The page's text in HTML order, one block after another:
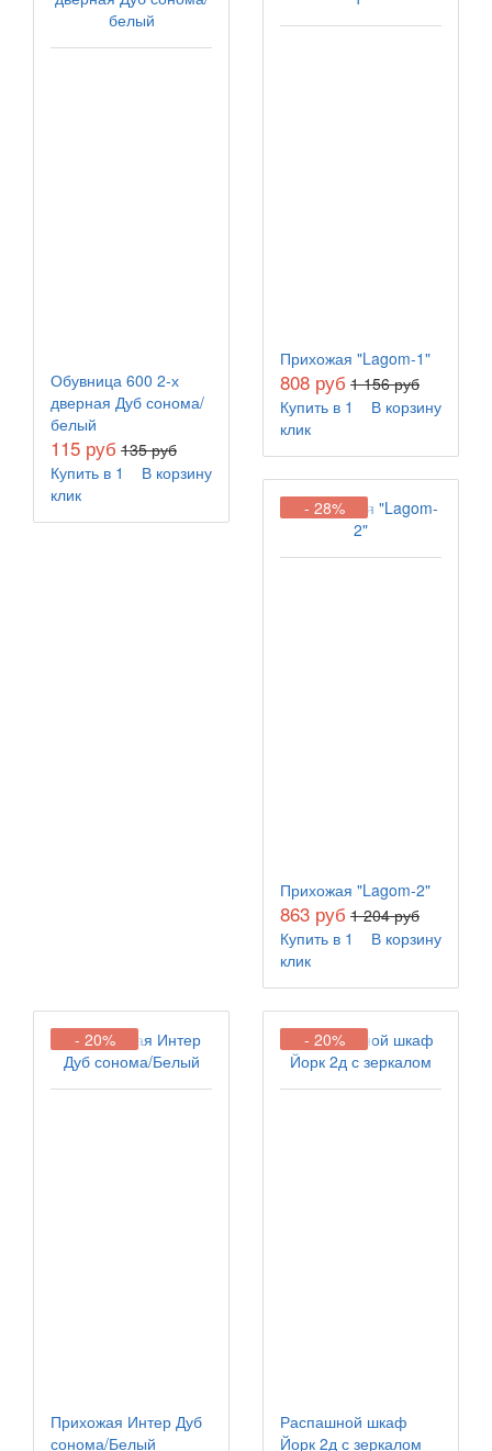
Обувница 600 2-х
дверная Дуб сонома/
белый
115 руб 135 руб
В корзину
Купить в 1
клик
Прихожая "Lagom-1"
808 руб 1 156 руб
В корзину
Купить в 1
клик
- 28%
Прихожая "Lagom-2"
863 руб 1 204 руб
В корзину
Купить в 1
клик
- 20%
Прихожая Интер Дуб
сонома/Белый
- 20%
Распашной шкаф
Йорк 2д с зеркалом